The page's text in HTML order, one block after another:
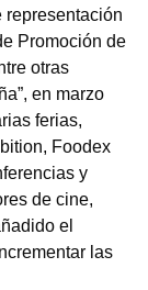
representación
Promoción de
otras
en marzo
ferias,
Foodex
y
de cine,
el
las